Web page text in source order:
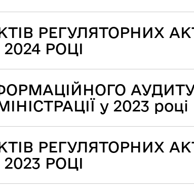
РЕГУЛЯТОРНИХ
РОЦІ
у 2023 році
РЕГУЛЯТОРНИХ
РОЦІ